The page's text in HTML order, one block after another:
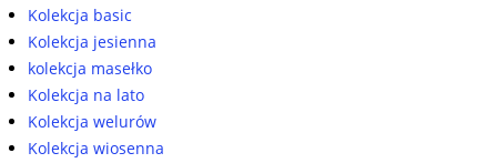
Kolekcja basic
Kolekcja jesienna
kolekcja masełko
Kolekcja na lato
Kolekcja welurów
Kolekcja wiosenna